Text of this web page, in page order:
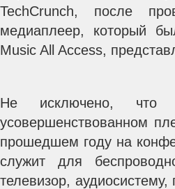
TechCrunch, после
медиаплеер, который
Music All Access,
Не исключено,
усовершенствованном
прошедшем году на
служит для
телевизор,